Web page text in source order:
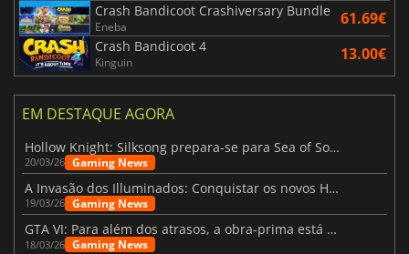
Crash Bandicoot Crashiversary Bundle
Eneba 61.69€
Crash Bandicoot 4
Kinguin 13.00€
EM DESTAQUE AGORA
Hollow Knight: Silksong prepara-se para Sea of Sorrow com um patch
20/03/26 Gaming News
A Invasão dos Illuminados: Conquistar os novos Helldivers 2 Atualização!
19/03/26 Gaming News
GTA VI: Para além dos atrasos, a obra-prima está quase a chegar
18/03/26 Gaming News